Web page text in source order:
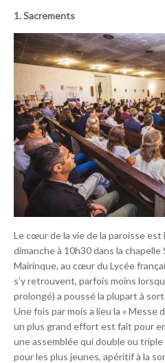
1. Sacrements
Le cœur de la vie de la paroisse
dimanche à 10h30 dans la
Mairinque, au cœur du Lycée
s’y retrouvent, parfois moins
prolongé) a poussé la plupart à
Une fois par mois a lieu la « Messe
un plus grand effort est fait pour
une assemblée qui double ou
pour les plus jeunes, apéritif à la